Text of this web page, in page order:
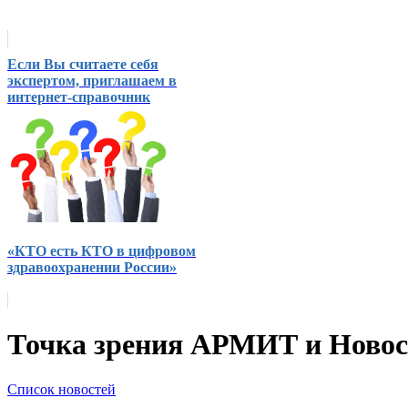
Если Вы считаете себя
экспертом, приглашаем в
интернет-справочник
«КТО есть КТО в цифровом
здравоохранении России»
Точка зрения АРМИТ и
Список новостей